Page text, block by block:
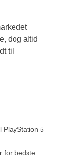
dog altid
til
PlayStation 5
for bedste